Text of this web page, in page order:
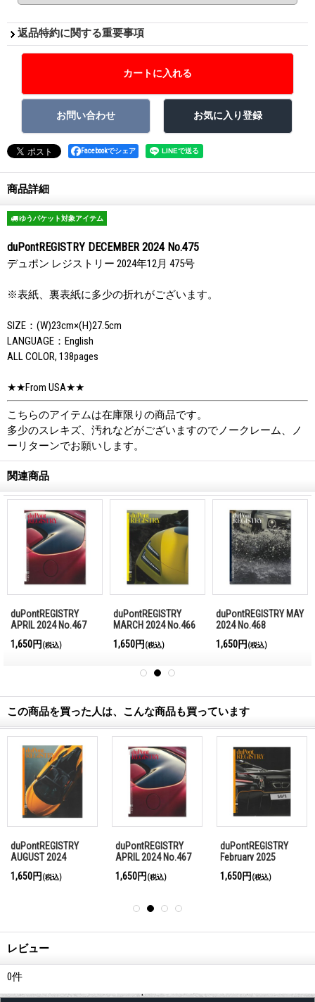
返品特約に関する重要事項
Facebookでシェア
商品詳細
ゆうパケット対象アイテム
duPontREGISTRY DECEMBER 2024 No.475
デュポン レジストリー 2024年12月 475号
※表紙、裏表紙に多少の折れがございます。
SIZE：(W)23cm×(H)27.5cm
LANGUAGE：English
ALL COLOR, 138pages
★★From USA★★
こちらのアイテムは在庫限りの商品です。
多少のスレキズ、汚れなどがございますのでノークレーム、ノ
ーリターンでお願いします。
関連商品
duPontREGISTRY
APRIL 2024 No.467
1,650円 (税込)
duPontREGISTRY
MARCH 2024 No.466
1,650円 (税込)
duPontREGISTRY MAY
2024 No.468
1,650円 (税込)
この商品を買った人は、こんな商品も買っています
duPontREGISTRY
AUGUST 2024
1,650円 (税込)
duPontREGISTRY
APRIL 2024 No.467
1,650円 (税込)
duPontREGISTRY
February 2025
1,650円 (税込)
レビュー
0件